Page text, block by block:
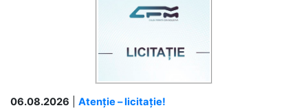
06.08.2026
Atenție – licitație!